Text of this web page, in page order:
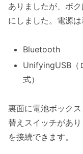
ありましたが、ボ
にしました。電源は
Bluetooth
UnifyingUSB（
式）
裏面に電池ボック
替えスイッチがあ
を接続できます。